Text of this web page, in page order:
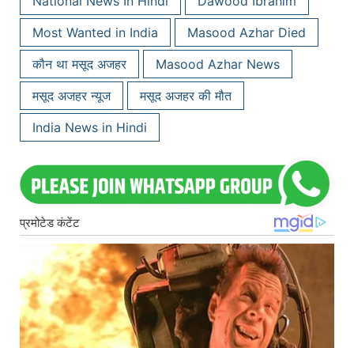
Most Wanted in India
Masood Azhar Died
कौन था मसूद अजहर
Masood Azhar News
मसूद अजहर न्यूज
मसूद अजहर की मौत
India News in Hindi